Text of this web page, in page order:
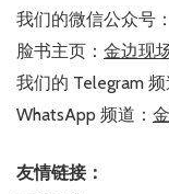
我们的微信公众号
脸书主页： 金边现
我们的 Telegram 频
WhatsApp 频道：
友情链接：